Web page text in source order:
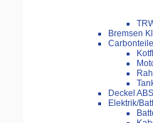
Bremsen
Carbonteile
Deckel
Elektrik/